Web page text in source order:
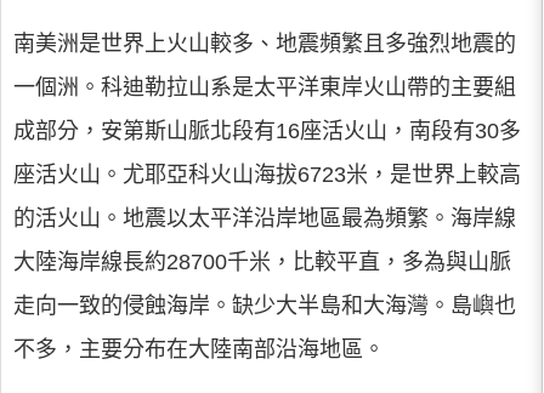
南美洲是世界上火山較多、地震頻繁且多強烈地震的
一個洲。科迪勒拉山系是太平洋東岸火山帶的主要組
成部分，安第斯山脈北段有16座活火山，南段有30多
座活火山。尤耶亞科火山海拔6723米，是世界上較高
的活火山。地震以太平洋沿岸地區最為頻繁。海岸線
大陸海岸線長約28700千米，比較平直，多為與山脈
走向一致的侵蝕海岸。缺少大半島和大海灣。島嶼也
不多，主要分布在大陸南部沿海地區。